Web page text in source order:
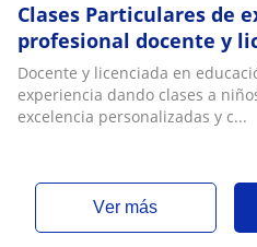
Clases Particulares de
profesional docente y
educación
Docente y licenciada en
experiencia dando clases a
excelencia personalizadas y c...
ver más